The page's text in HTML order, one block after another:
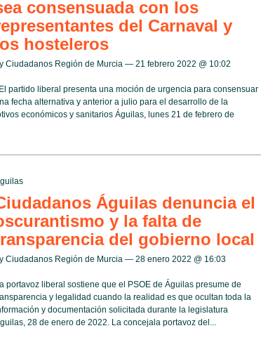
consensuada con los
del Carnaval y
hosteleros
Ciudadanos Región de Murcia — 21 febrero 2022 @ 10:02
partido liberal presenta una moción de urgencia para consensuar
fecha alternativa y anterior a julio para el desarrollo de la
económicos y sanitarios Águilas, lunes 21 de febrero de
Águilas denuncia el
y la falta de
del gobierno local
Ciudadanos Región de Murcia — 28 enero 2022 @ 16:03
portavoz liberal sostiene que el PSOE de Águilas presume de
y legalidad cuando la realidad es que ocultan toda la
y documentación solicitada durante la legislatura
28 de enero de 2022. La concejala portavoz del...